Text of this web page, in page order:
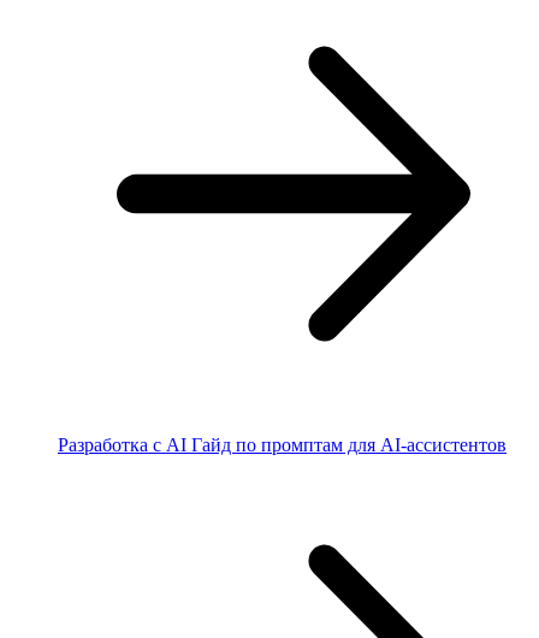
Разработка с AI Гайд по промптам для AI-ассистентов